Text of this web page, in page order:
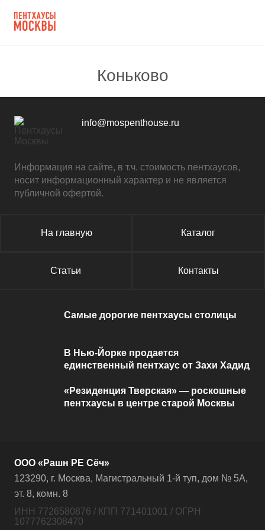
Коньково
info@mospenthouse.ru
Информация на сайте, в т.ч. стоимость пентхаусов,
носит информационный характер и не является
публичной офертой.
На главную Каталог
Статьи Контакты
Самые дорогие пентхаусы столицы
В Нью-Йорке продается
единственный пентхаус от Захи Хадид
«Резиденция Тверская» — роскошные
пентхаусы в центре старой Москвы
ООО «Рашн РЕ Сёч»
123290, г. Москва, Магистральный 1-й туп, дом № 5А,
эт. 8, комн. 8
ИНН 7726580876 / КПП 771401001 / ОГРН
1077762308470